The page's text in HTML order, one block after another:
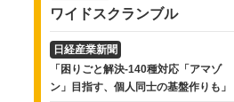
ワイドスクランブル
日経産業新聞
「困りごと解決-140種対応「アマゾ
ン」目指す、個人同士の基盤作りも」